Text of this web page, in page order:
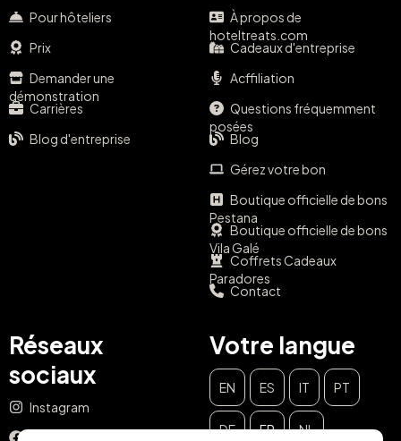
Pour hôteliers
Prix
Demander une
démonstration
Carrières
Blog d'entreprise
À propos de
hoteltreats.com
Cadeaux d'entreprise
Acffiliation
Questions fréquemment
posées
Blog
Gérez votre bon
Boutique officielle de bons
Pestana
Boutique officielle de bons
Vila Galé
Coffrets Cadeaux
Paradores
Contact
Réseaux
sociaux
Instagram
Votre langue
EN ES IT PT
DE FR NL